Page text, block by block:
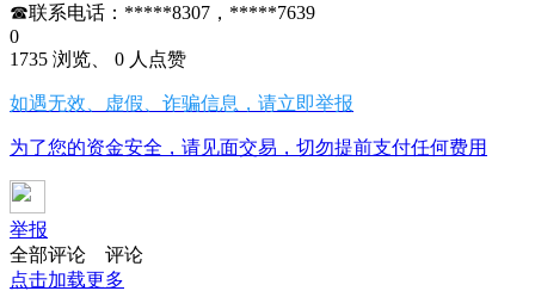
☎联系电话：*****8307，*****7639
0
1735 浏览、 0 人点赞
如遇无效、虚假、诈骗信息，请立即举报
为了您的资金安全，请见面交易，切勿提前支付任何费用
举报
全部评论
评论
点击加载更多